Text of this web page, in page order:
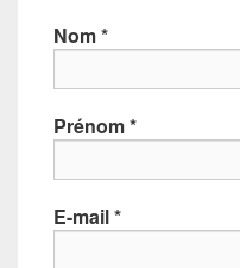
Nom*
Prénom*
E-mail*